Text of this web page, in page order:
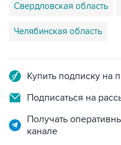
Свердловская область
Челябинская область
Купить подписку на
Подписаться на
Получать
канале